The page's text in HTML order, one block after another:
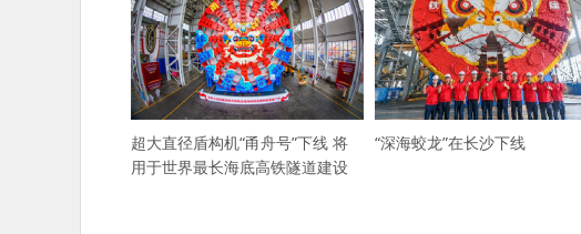
超大直径盾构机“甬舟号”下线 将
用于世界最长海底高铁隧道建设
“深海蛟龙”在长沙下线